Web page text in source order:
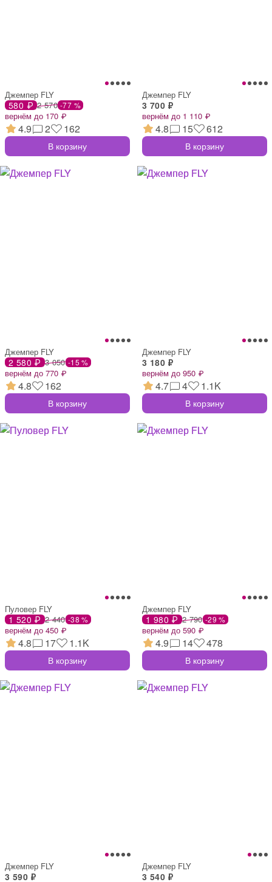
Джемпер FLY
580 ₽ 2 570 -77 %
вернём до 170 ₽
4.9 2 162
В корзину
Джемпер FLY
3 700 ₽
вернём до 1 110 ₽
4.8 15 612
В корзину
Джемпер FLY
2 580 ₽ 3 050 -15 %
вернём до 770 ₽
4.8 162
В корзину
Джемпер FLY
3 180 ₽
вернём до 950 ₽
4.7 4 1.1K
В корзину
Пуловер FLY
1 520 ₽ 2 440 -38 %
вернём до 450 ₽
4.8 17 1.1K
В корзину
Джемпер FLY
1 980 ₽ 2 790 -29 %
вернём до 590 ₽
4.9 14 478
В корзину
Джемпер FLY
3 590 ₽
Джемпер FLY
3 540 ₽